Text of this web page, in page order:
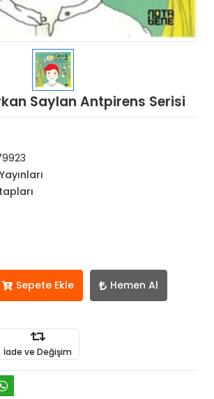
Saylan Antpirens Serisi
Sepete Ekle Hemen Al
İade ve Değişim